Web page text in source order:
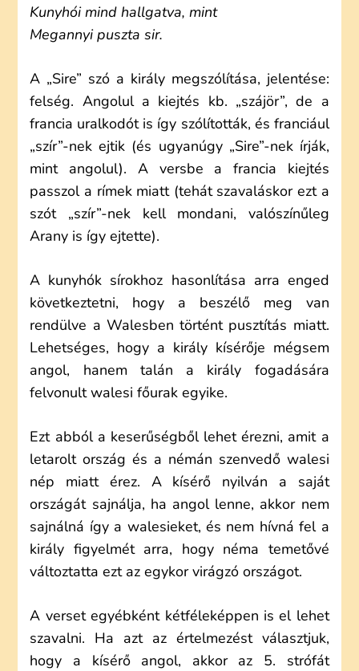
Kunyhói mind hallgatva, mint
Megannyi puszta sir.
A „Sire” szó a király megszólítása, jelentése:
felség. Angolul a kiejtés kb. „szájör”, de a
francia uralkodót is így szólították, és franciául
„szír”-nek ejtik (és ugyanúgy „Sire”-nek írják,
mint angolul). A versbe a francia kiejtés
passzol a rímek miatt (tehát szavaláskor ezt a
szót „szír”-nek kell mondani, valószínűleg
Arany is így ejtette).
A kunyhók sírokhoz hasonlítása arra enged
következtetni, hogy a beszélő meg van
rendülve a Walesben történt pusztítás miatt.
Lehetséges, hogy a király kísérője mégsem
angol, hanem talán a király fogadására
felvonult walesi főurak egyike.
Ezt abból a keserűségből lehet érezni, amit a
letarolt ország és a némán szenvedő walesi
nép miatt érez. A kísérő nyilván a saját
országát sajnálja, ha angol lenne, akkor nem
sajnálná így a walesieket, és nem hívná fel a
király figyelmét arra, hogy néma temetővé
változtatta ezt az egykor virágzó országot.
A verset egyébként kétféleképpen is el lehet
szavalni. Ha azt az értelmezést választjuk,
hogy a kísérő angol, akkor az 5. strófát